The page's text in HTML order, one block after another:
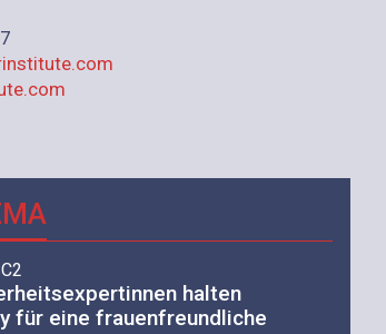
halten
für eine frauenfreundliche